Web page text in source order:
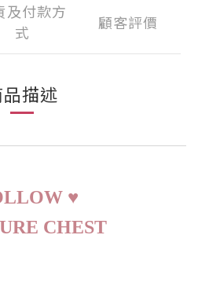
及付款方
式
顧客評價
描述
♥
CHEST